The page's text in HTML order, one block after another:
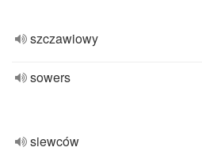
szczawiowy
sowers
siewców